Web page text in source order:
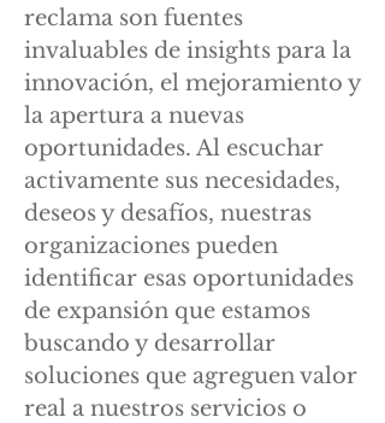
reclama son fuentes
invaluables de insights para la
innovación, el mejoramiento y
la apertura a nuevas
oportunidades. Al escuchar
activamente sus necesidades,
deseos y desafíos, nuestras
organizaciones pueden
identificar esas oportunidades
de expansión que estamos
buscando y desarrollar
soluciones que agreguen valor
real a nuestros servicios o